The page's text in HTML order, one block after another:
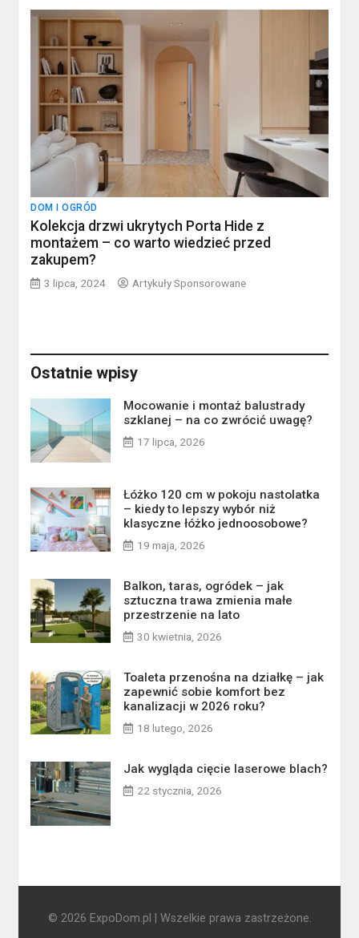
DOM I OGRÓD
Kolekcja drzwi ukrytych Porta Hide z
montażem – co warto wiedzieć przed
zakupem?
3 lipca, 2024 Artykuły Sponsorowane
Ostatnie wpisy
Mocowanie i montaż balustrady
szklanej – na co zwrócić uwagę?
17 lipca, 2026
Łóżko 120 cm w pokoju nastolatka
– kiedy to lepszy wybór niż
klasyczne łóżko jednoosobowe?
19 maja, 2026
Balkon, taras, ogródek – jak
sztuczna trawa zmienia małe
przestrzenie na lato
30 kwietnia, 2026
Toaleta przenośna na działkę – jak
zapewnić sobie komfort bez
kanalizacji w 2026 roku?
18 lutego, 2026
Jak wygląda cięcie laserowe blach?
22 stycznia, 2026
© 2026 ExpoDom.pl | Wszelkie prawa zastrzeżone.